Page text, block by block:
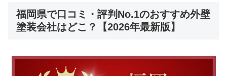
福岡県で口コミ・評判No.1のおすすめ外壁
塗装会社はどこ？【2026年最新版】